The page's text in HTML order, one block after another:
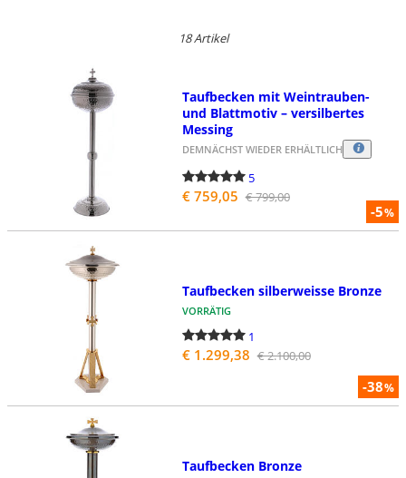
18 Artikel
-5%
Taufbecken mit Weintrauben-
und Blattmotiv – versilbertes
Messing
DEMNÄCHST WIEDER ERHÄLTLICH
5
€ 759,05 € 799,00
-38%
Taufbecken silberweisse Bronze
VORRÄTIG
1
€ 1.299,38 € 2.100,00
Taufbecken Bronze